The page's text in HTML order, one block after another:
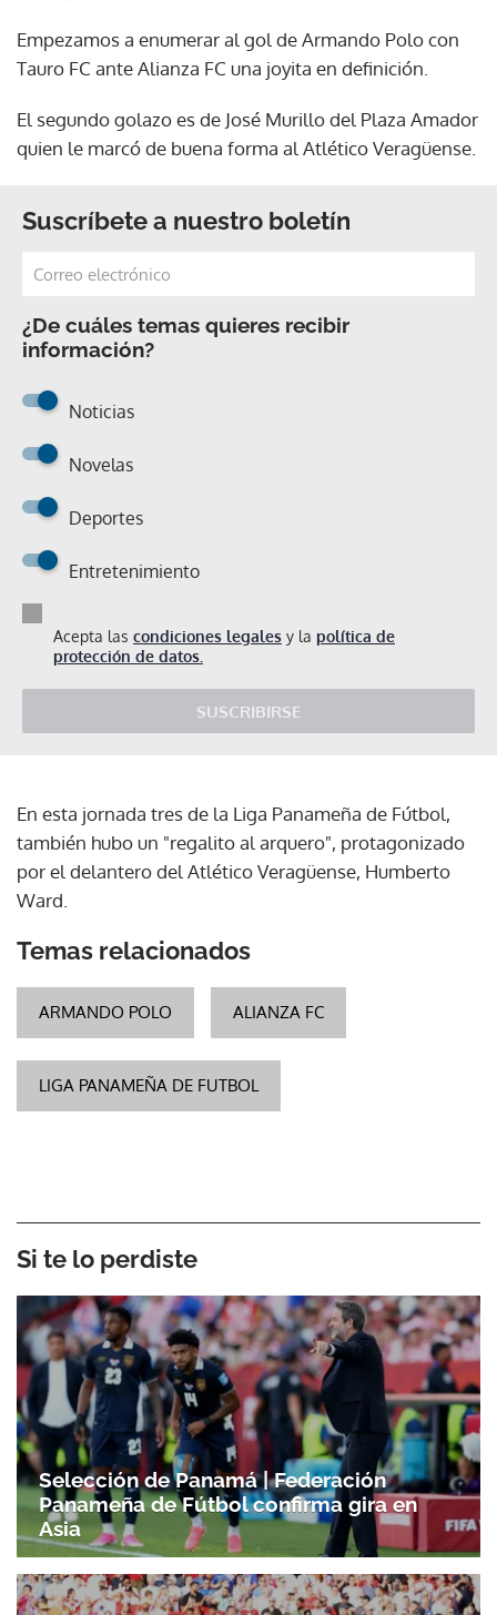
Empezamos a enumerar al gol de Armando Polo con
Tauro FC ante Alianza FC una joyita en definición.
El segundo golazo es de José Murillo del Plaza Amador
quien le marcó de buena forma al Atlético Veragüense.
Suscríbete a nuestro boletín
¿De cuáles temas quieres recibir
información?
Noticias
Novelas
Deportes
Entretenimiento
Acepta las condiciones legales y la política de
protección de datos.
SUSCRIBIRSE
En esta jornada tres de la Liga Panameña de Fútbol,
también hubo un "regalito al arquero", protagonizado
por el delantero del Atlético Veragüense, Humberto
Ward.
Temas relacionados
ARMANDO POLO ALIANZA FC
LIGA PANAMEÑA DE FUTBOL
Si te lo perdiste
Selección de Panamá | Federación
Panameña de Fútbol confirma gira en
Asia